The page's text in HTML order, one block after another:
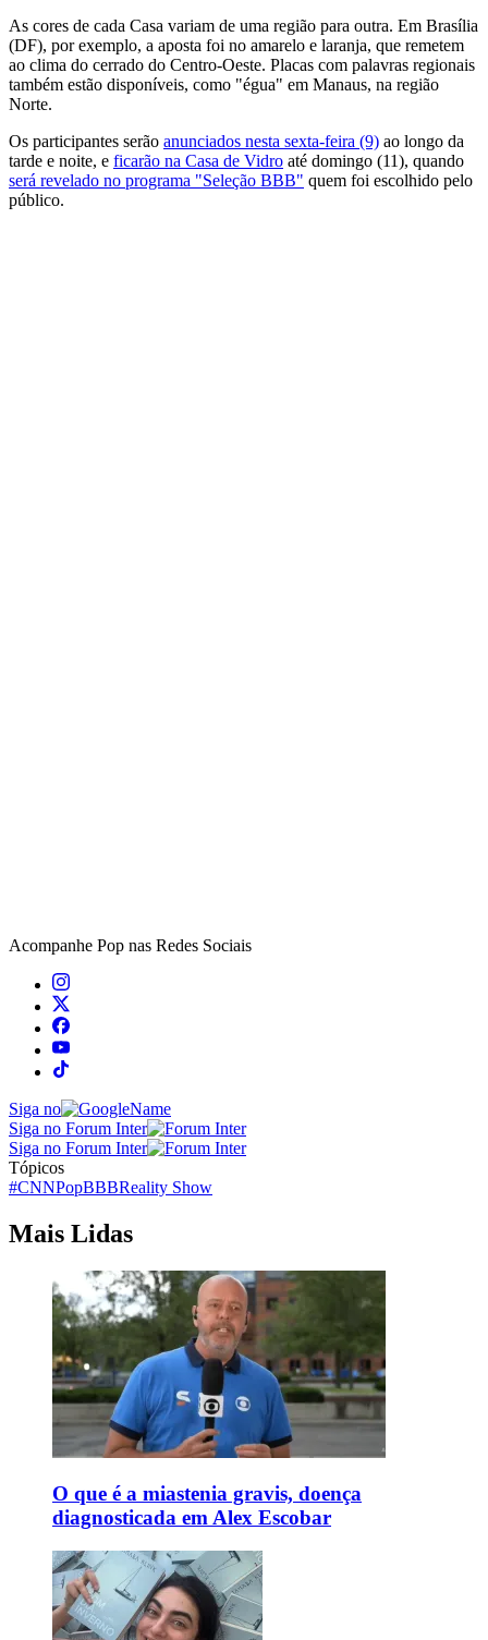
As cores de cada Casa variam de uma região para outra. Em Brasília
(DF), por exemplo, a aposta foi no amarelo e laranja, que remetem
ao clima do cerrado do Centro-Oeste. Placas com palavras regionais
também estão disponíveis, como "égua" em Manaus, na região
Norte.
Os participantes serão anunciados nesta sexta-feira (9) ao longo da
tarde e noite, e ficarão na Casa de Vidro até domingo (11), quando
será revelado no programa "Seleção BBB" quem foi escolhido pelo
público.
Acompanhe Pop nas Redes Sociais
Siga no
Siga no Forum Inter
Siga no Forum Inter
Tópicos
#CNNPopBBBReality Show
Mais Lidas
O que é a miastenia gravis, doença
diagnosticada em Alex Escobar